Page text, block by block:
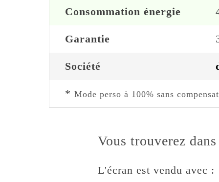
Consommation énergie
Garantie
Société
* Mode perso à 100% sans
Vous trouverez
L'écran est vendu avec :